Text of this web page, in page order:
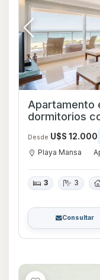
Apartamento
dormitorios
Playa
Desde U$S 12.000
Playa Mansa
3 3
Consultar